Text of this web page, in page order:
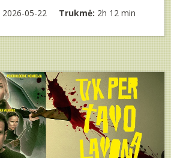
2026-05-22 Trukmė: 2h 12 min